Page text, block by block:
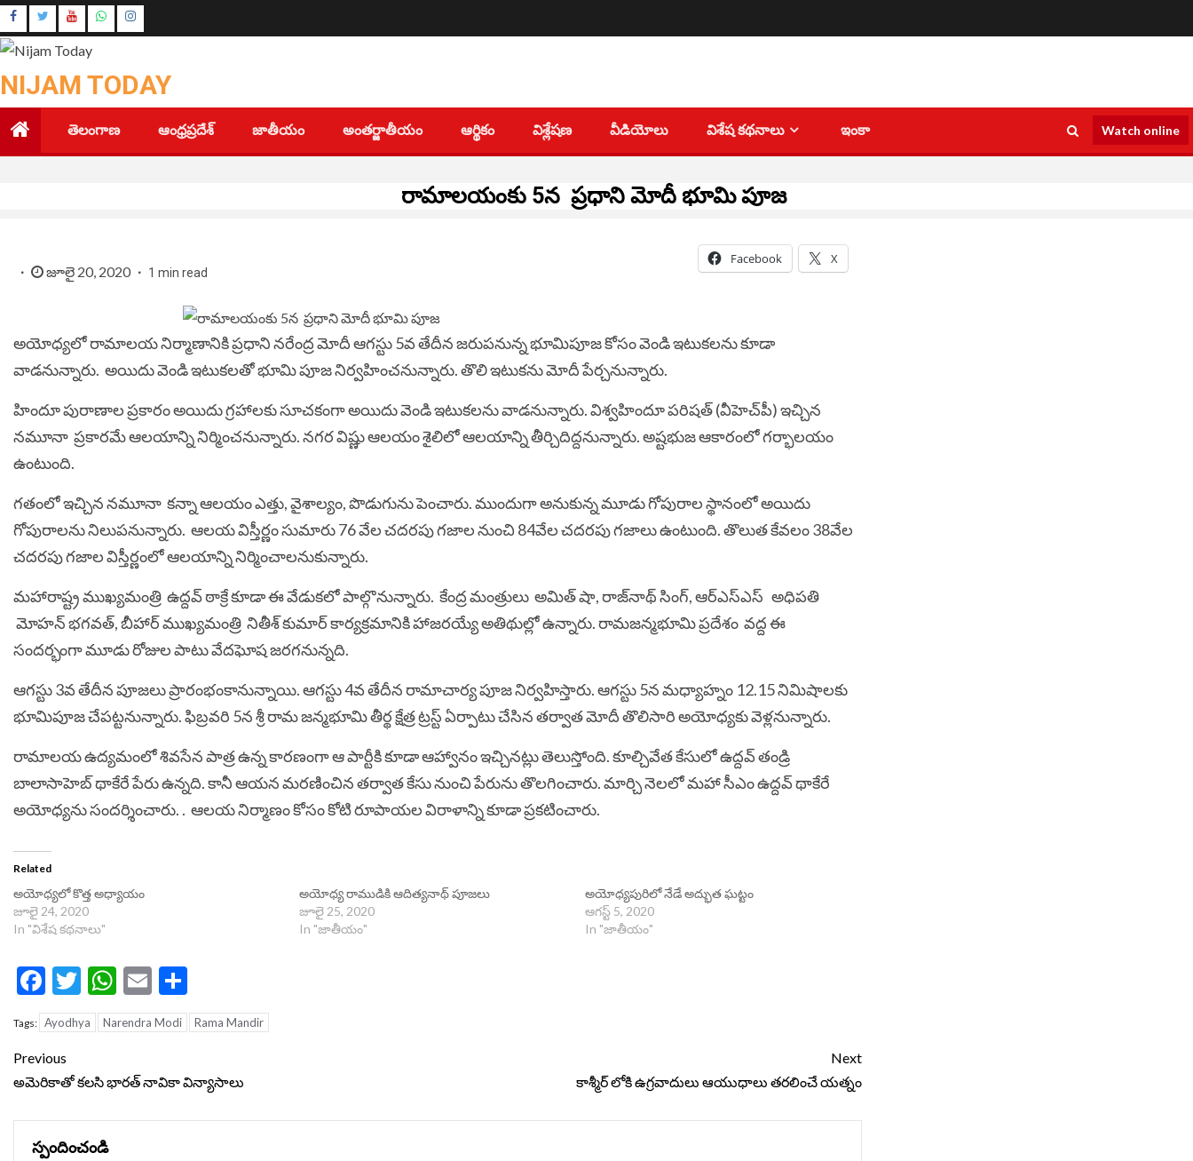
Skip
to
content
Youtube
Instagram
NIJAM TODAY
తెలంగాణ ఆంధ్రప్రదేశ్ జాతీయం అంతర్జాతీయం ఆర్థికం విశ్లేషణ వీడియోలు విశేష కథనాలు ఇంకా Watch online
రామాలయంకు 5న ప్రధాని మోదీ భూమి పూజ
జూలై 20, 2020 1 min read
Facebook X
అయోధ్య‌లో రామాల‌య నిర్మాణానికి ప్ర‌ధాని నరేంద్ర మోదీ ఆగ‌స్టు 5వ తేదీన జరుపనున్న భూమిపూజ కోసం వెండి ఇటుక‌ల‌ను కూడా
వాడ‌నున్నారు. అయిదు వెండి ఇటుక‌ల‌తో భూమి పూజ నిర్వ‌హించ‌నున్నారు. తొలి ఇటుక‌ను మోదీ పేర్చ‌నున్నారు.
హిందూ పురాణాల ప్ర‌కారం అయిదు గ్ర‌హాల‌కు సూచ‌కంగా అయిదు వెండి ఇటుక‌ల‌ను వాడ‌నున్నారు. విశ్వ‌హిందూ ప‌రిష‌త్ ‌(వీహెచ్‌పీ) ఇచ్చిన
నమూనా ప్ర‌కార‌మే ఆల‌యాన్ని నిర్మించ‌నున్నారు. న‌గ‌ర విష్ణు ఆల‌యం శైలిలో ఆల‌యాన్ని తీర్చిదిద్ద‌నున్నారు. అష్ట‌భుజ ఆకారంలో గ‌ర్భాల‌యం
ఉంటుంది.
గ‌తంలో ఇచ్చిన నమూనా క‌న్నా ఆల‌యం ఎత్తు, వైశాల్యం, పొడుగును పెంచారు. ముందుగా అనుకున్న మూడు గోపురాల స్థానంలో అయిదు
గోపురాల‌ను నిలుపనున్నారు. ఆల‌య విస్తీర్ణం సుమారు 76 వేల చ‌ద‌ర‌పు గ‌జాల నుంచి 84వేల చ‌ద‌ర‌పు గ‌జాలు ఉంటుంది. తొలుత కేవ‌లం 38వేల
చ‌ద‌ర‌పు గ‌జాల విస్తీర్ణంలో ఆల‌యాన్ని నిర్మించాల‌నుకున్నారు.
మ‌హారాష్ట్ర ముఖ్యమంత్రి ఉద్ద‌వ్ ఠాక్రే కూడా ఈ వేడుక‌లో పాల్గొనున్నారు. కేంద్ర మంత్రులు అమిత్ షా, రాజ్‌నాథ్ సింగ్‌, ఆర్ఎస్ఎస్ అధిపతి
మోహ‌న్ భ‌గ‌వ‌త్‌, బీహార్ ముఖ్యమంత్రి నితీశ్ కుమార్ కార్య‌క్ర‌మానికి హాజ‌ర‌య్యే అతిథుల్లో ఉన్నారు. రామ‌జ‌న్మ‌భూమి ప్రదేశం వ‌ద్ద ఈ
సందర్భంగా మూడు రోజుల పాటు వేద‌ఘోష జ‌ర‌గ‌నున్న‌ది.
ఆగ‌స్టు 3వ తేదీన పూజ‌లు ప్రారంభంకానున్నాయి. ఆగ‌స్టు 4వ తేదీన రామాచార్య పూజ నిర్వ‌హిస్తారు. ఆగ‌స్టు 5న మ‌ధ్యాహ్నం 12.15 నిమిషాల‌కు
భూమిపూజ చేప‌ట్ట‌నున్నారు. ఫిబ్ర‌వ‌రి 5న శ్రీ రామ జ‌న్మ‌భూమి తీర్థ క్షేత్ర ట్ర‌స్ట్ ఏర్పాటు చేసిన త‌ర్వాత మోదీ తొలిసారి అయోధ్య‌కు వెళ్ల‌నున్నారు.
రామాల‌య ఉద్య‌మంలో శివ‌సేన పాత్ర ఉన్న కార‌ణంగా ఆ పార్టీకి కూడా ఆహ్వానం ఇచ్చిన‌ట్లు తెలుస్తోంది. కూల్చివేత కేసులో ఉద్ద‌వ్ తండ్రి
బాలాసాహెబ్ థాకేరే పేరు ఉన్న‌ది. కానీ ఆయ‌న మ‌ర‌ణించిన త‌ర్వాత కేసు నుంచి పేరును తొల‌గించారు. మార్చి నెల‌లో మ‌హా సీఎం ఉద్ద‌వ్ థాకేరే
అయోధ్య‌ను సందర్శించారు. . ఆల‌య నిర్మాణం కోసం కోటి రూపాయ‌ల విరాళాన్ని కూడా ప్ర‌క‌టించారు.
Related
అయోధ్యలో కొత్త అధ్యాయం
జూలై 24, 2020
In "విశేష కథనాలు"
అయోధ్య రాముడికి ఆదిత్యనాథ్ పూజ‌లు
జూలై 25, 2020
In "జాతీయం"
అయోధ్యపురిలో నేడే అద్భుత ఘట్టం
ఆగస్ట్ 5, 2020
In "జాతీయం"
Facebook
Twitter
WhatsApp
Email
Tags: Ayodhya Narendra Modi Rama Mandir
Continue
Reading
Previous
అమెరికాతో కలసి భారత్ నావికా విన్యాసాలు
Next
కాశ్మీర్ లోకి ఉగ్రవాదులు ఆయుధాలు తరలించే యత్నం
స్పందించండి